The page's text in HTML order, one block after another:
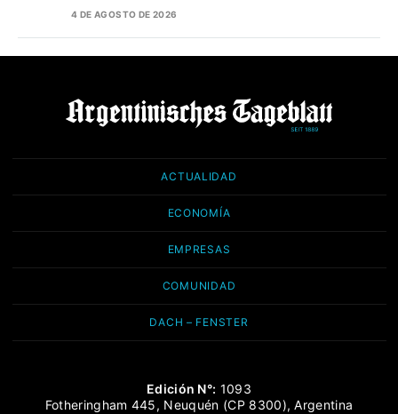
4 DE AGOSTO DE 2026
ACTUALIDAD
ECONOMÍA
EMPRESAS
COMUNIDAD
DACH – FENSTER
Edición N°: 1093
Fotheringham 445, Neuquén (CP 8300), Argentina